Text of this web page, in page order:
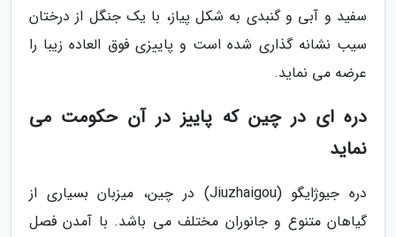
سفید و آبی و گنبدی به شکل پیاز، با یک جنگل از درختان
سیب نشانه گذاری شده است و پاییزی فوق العاده زیبا را
عرضه می نماید.
دره ای در چین که پاییز در آن حکومت می
نماید
دره جیوژایگو (Jiuzhaigou) در چین، میزبان بسیاری از
گیاهان متنوع و جانوران مختلف می باشد. با آمدن فصل